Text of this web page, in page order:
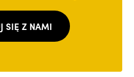
SIĘ Z NAMI